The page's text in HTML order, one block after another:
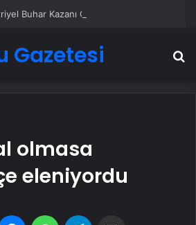
Gazetesi
olmasa
eleniyordu
MessengerWhatsApp